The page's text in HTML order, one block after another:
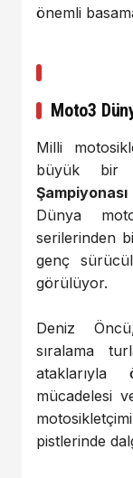
önemli
Moto3
Milli
büyük bir
Şampiyonası
Dünya
serilerinden
genç
görülüyor.
Deniz
sıralama
ataklarıyla
mücadelesi
pistlerinde